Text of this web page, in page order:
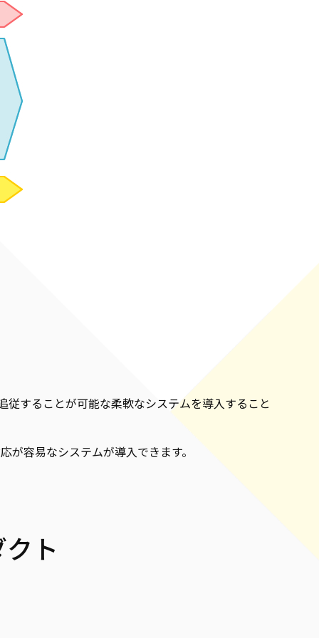
することが可能な柔軟なシステムを導入すること
容易なシステムが導入できます。
ト